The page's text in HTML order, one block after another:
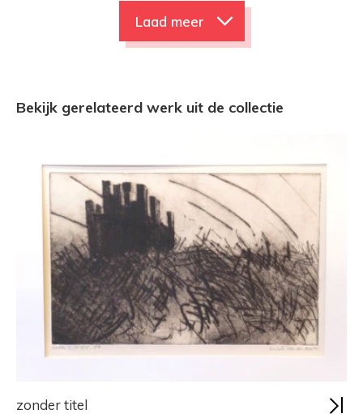
Laad meer
Bekijk gerelateerd werk uit de collectie
zonder titel